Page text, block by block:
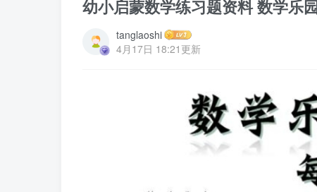
幼小启蒙数学练习题资料 数学乐
tanglaoshi
4月17日 18:21更新